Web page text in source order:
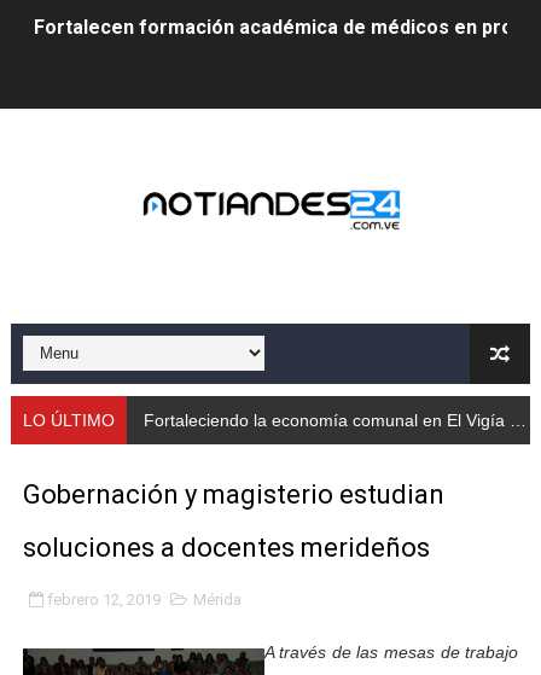
Fortalecen formación académica de médicos en
Fundecem inició con éxito el taller vacacional de
Iniciación al yoga reúne a diversos clubes deportivos
Mincomunas impulsa el autogobierno en Mérida con
Gobernación de Mérida realizó jornada socialista en
LO ÚLTIMO Fortaleciendo la economía comunal en El Vigía con microcréditos a emprendedores y produ
Gobernación y magisterio estudian
soluciones a docentes merideños
febrero 12, 2019 Mérida
A través de las mesas de trabajo